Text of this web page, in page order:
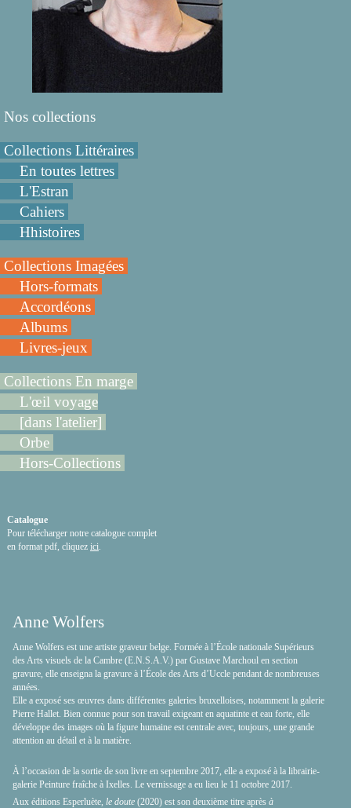
Nos collections
Collections Littéraires
En toutes lettres
L'Estran
Cahiers
Hhistoires
Collections Imagées
Hors-formats
Accordéons
Albums
Livres-jeux
Collections En marge
L'œil voyage
[dans l'atelier]
Orbe
Hors-Collections
Catalogue
Pour télécharger notre catalogue complet
en format pdf, cliquez ici
Anne Wolfers
Anne Wolfers est une artiste graveur belge. Formée à l’École nationale Supérieurs
des Arts visuels de la Cambre (E.N.S.A.V.) par Gustave Marchoul en section
gravure, elle enseigna la gravure à l’École des Arts d’Uccle pendant de nombreuses
années.
Elle a exposé ses œuvres dans différentes galeries bruxelloises, notamment la galerie
Pierre Hallet. Bien connue pour son travail exigeant en aquatinte et eau forte, elle
développe des images où la figure humaine est centrale avec, toujours, une grande
attention au détail et à la matière.
À l’occasion de la sortie de son livre en septembre 2017, elle a exposé à la librairie-
galerie Peinture fraîche à Ixelles. Le vernissage a eu lieu le 11 octobre 2017.
Aux éditions Esperluète, le doute (2020) est son deuxième titre après à